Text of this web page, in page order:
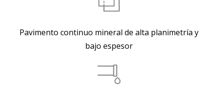
Pavimento continuo mineral de alta planimetría y
bajo espesor